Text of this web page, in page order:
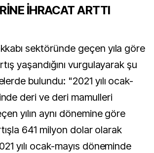
İHRACAT ARTTI
sektöründe geçen yıla göre
yaşandığını vurgulayarak şu
bulundu: "2021 yılı ocak-
deri ve deri mamulleri
yılın aynı dönemine göre
641 milyon dolar olarak
yılı ocak-mayıs döneminde